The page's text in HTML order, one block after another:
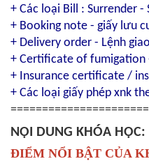
+ Các loại Bill : Surrender -
+ Booking note - giấy lưu
+ Delivery order - Lệnh
+ Certificate of fumigation
+ Insurance certificate /
+ Các loại giấy phép xnk
NỘI DUNG KHÓA HỌC:
ĐIỂM NỔI BẬT CỦA